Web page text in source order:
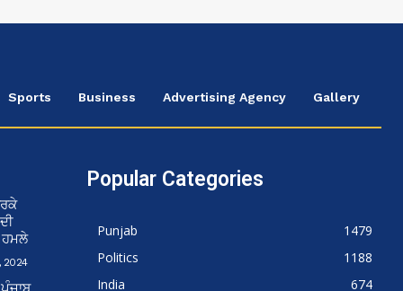
Sports Business Advertising Agency Gallery
ਹਮਲੇ
2024
Popular Categories
Punjab
1479
Politics
1188
India
674